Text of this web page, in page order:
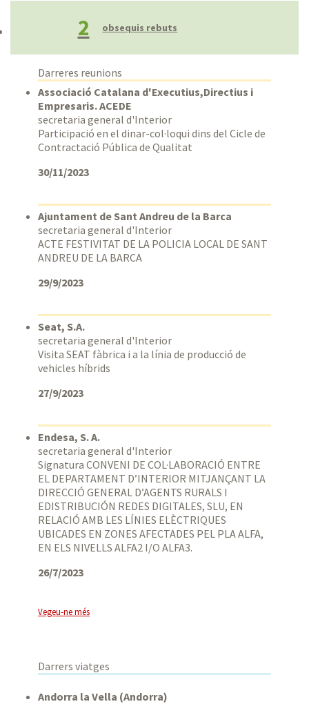
2 obsequis rebuts
Darreres reunions
Associació Catalana d'Executius,Directius i
Empresaris. ACEDE
secretaria general d'Interior
Participació en el dinar-col·loqui dins del Cicle de
Contractació Pública de Qualitat
30/11/2023
Ajuntament de Sant Andreu de la Barca
secretaria general d'Interior
ACTE FESTIVITAT DE LA POLICIA LOCAL DE SANT
ANDREU DE LA BARCA
29/9/2023
Seat, S.A.
secretaria general d'Interior
Visita SEAT fàbrica i a la línia de producció de
vehicles híbrids
27/9/2023
Endesa, S. A.
secretaria general d'Interior
Signatura CONVENI DE COL·LABORACIÓ ENTRE
EL DEPARTAMENT D’INTERIOR MITJANÇANT LA
DIRECCIÓ GENERAL D’AGENTS RURALS I
EDISTRIBUCIÓN REDES DIGITALES, SLU, EN
RELACIÓ AMB LES LÍNIES ELÈCTRIQUES
UBICADES EN ZONES AFECTADES PEL PLA ALFA,
EN ELS NIVELLS ALFA2 I/O ALFA3.
26/7/2023
Vegeu-ne més
Darrers viatges
Andorra la Vella (Andorra)